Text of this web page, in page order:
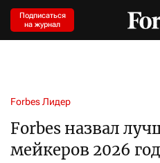
Подписаться
на журнал
Forbes Лидер
Forbes назвал
мейкеров 2026